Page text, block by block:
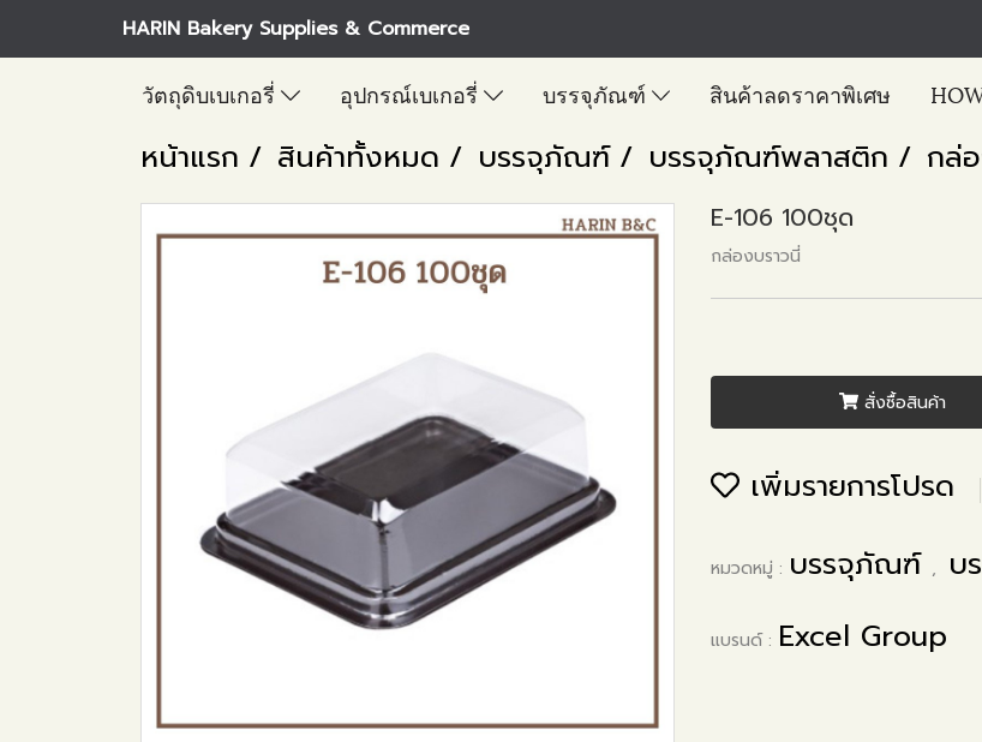
HARIN Bakery Supplies & Commerce
วัตถุดิบเบเกอรี่ อุปกรณ์เบเกอรี่ บรรจุภัณฑ์ สินค้าลดราคาพิเศษ
หน้าแรก สินค้าทั้งหมด บรรจุภัณฑ์ บรรจุภัณฑ์พลาสติก กล่
E-106 100ชุด
กล่องบราวนี่
สั่งซื้อสินค้า
เพิ่มรายการโปรด
หมวดหมู่ : บรรจุภัณฑ์ , บ
แบรนด์ : Excel Group